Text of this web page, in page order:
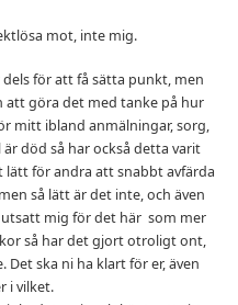
mot, inte mig.
för att få sätta punkt, men
att göra det med tanke på hur
mitt ibland anmälningar, sorg,
död så har också detta varit
lätt för andra att snabbt avfärda
så lätt är det inte, och även
utsatt mig för det här som mer
så har det gjort otroligt ont,
ska ni ha klart för er, även
i vilket.